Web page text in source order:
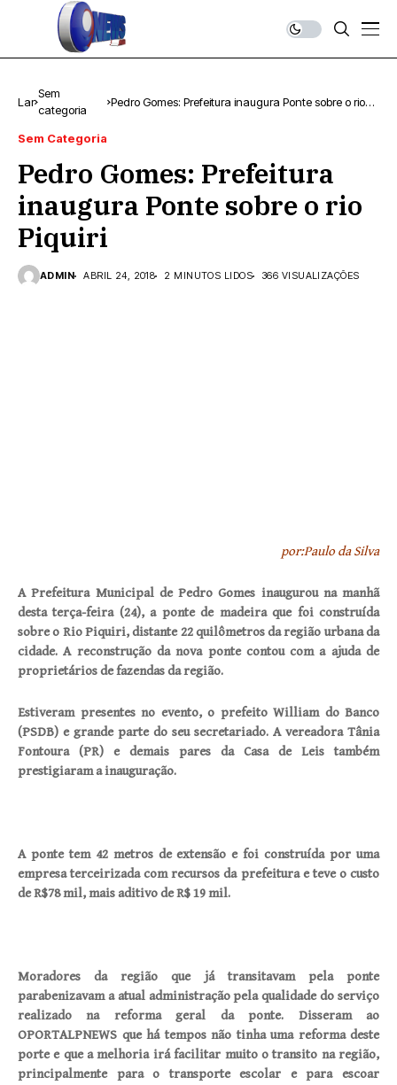
Lar
Sem
categoria
Pedro Gomes: Prefeitura inaugura Ponte sobre o rio
Sem Categoria
Pedro Gomes: Prefeitura
inaugura Ponte sobre o rio
Piquiri
ADMIN ABRIL 24, 2018 2 MINUTOS LIDOS 366 VISUALIZAÇÕES
por:Paulo da Silva
A Prefeitura Municipal de Pedro Gomes inaugurou na manhã
desta terça-feira (24), a ponte de madeira que foi construída
sobre o Rio Piquiri, distante 22 quilômetros da região urbana da
cidade. A reconstrução da nova ponte contou com a ajuda de
proprietários de fazendas da região.
Estiveram presentes no evento, o prefeito William do Banco
(PSDB) e grande parte do seu secretariado. A vereadora Tânia
Fontoura (PR) e demais pares da Casa de Leis também
prestigiaram a inauguração.
A ponte tem 42 metros de extensão e foi construída por uma
empresa terceirizada com recursos da prefeitura e teve o custo
de R$78 mil, mais aditivo de R$ 19 mil.
Moradores da região que já transitavam pela ponte
parabenizavam a atual administração pela qualidade do serviço
realizado na reforma geral da ponte. Disseram ao
OPORTALPNEWS que há tempos não tinha uma reforma deste
porte e que a melhoria irá facilitar muito o transito na região,
principalmente para o transporte escolar e para escoar